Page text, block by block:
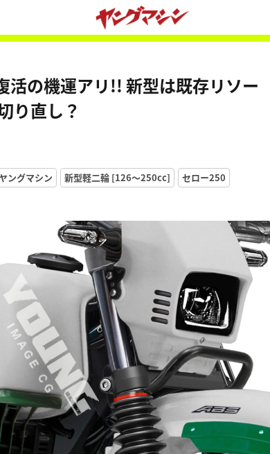
活の機運アリ!! 新型は既存リソー
り直し？
ングマシン 新型軽二輪 [126〜250cc]
セロー250